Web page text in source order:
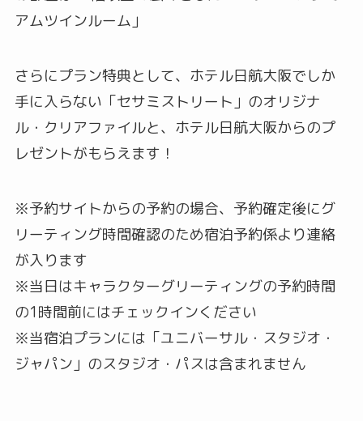
アムツインルーム」
さらにプラン特典として、ホテル日航大阪でしか
手に入らない「セサミストリート」のオリジナ
ル・クリアファイルと、ホテル日航大阪からのプ
レゼントがもらえます！
※予約サイトからの予約の場合、予約確定後にグ
リーティング時間確認のため宿泊予約係より連絡
が入ります
※当日はキャラクターグリーティングの予約時間
の1時間前にはチェックインください
※当宿泊プランには「ユニバーサル・スタジオ・
ジャパン」のスタジオ・パスは含まれません